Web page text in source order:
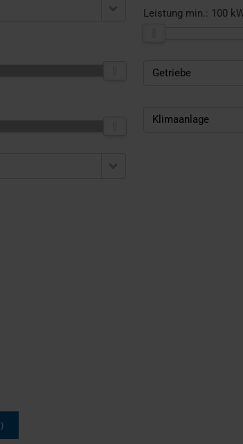
Leistung min.: 100
Getriebe
Klimaanlage
)